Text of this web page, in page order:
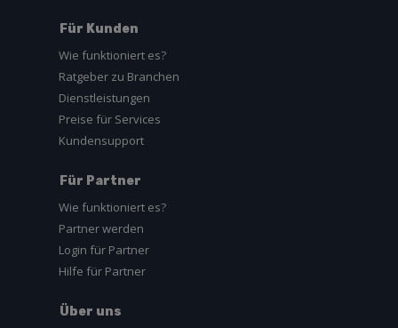
Für Kunden
Wie funktioniert es?
Ratgeber zu Branchen
Dienstleistungen
Preise für Services
Kundensupport
Für Partner
Wie funktioniert es?
Partner werden
Login für Partner
Hilfe für Partner
Über uns